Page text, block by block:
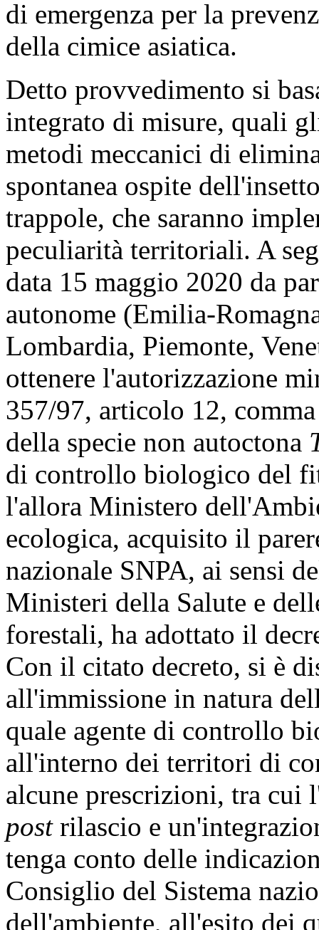
di emergenza per la
della cimice asiatica.
Detto provvedimento si
integrato di misure, quali
metodi meccanici di
spontanea ospite
trappole, che saranno
peculiarità territoriali. A
data 15 maggio 2020 da
autonome (Emilia-
Lombardia, Piemonte,
ottenere l'autorizzazione
357/97, articolo 12,
della specie non autoctona
di controllo biologico del
l'allora Ministero
ecologica, acquisito il
nazionale SNPA, ai sensi
Ministeri della Salute e
forestali, ha adottato il
Con il citato decreto, si è
all'immissione in natura
quale agente di controllo
all'interno dei territori di
alcune prescrizioni, tra cui
postrilascio e
tenga conto delle
Consiglio del Sistema
dell'ambiente, all'esito dei